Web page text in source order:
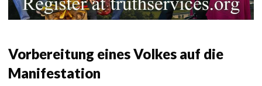
Vorbereitung eines Volkes auf die
Manifestation